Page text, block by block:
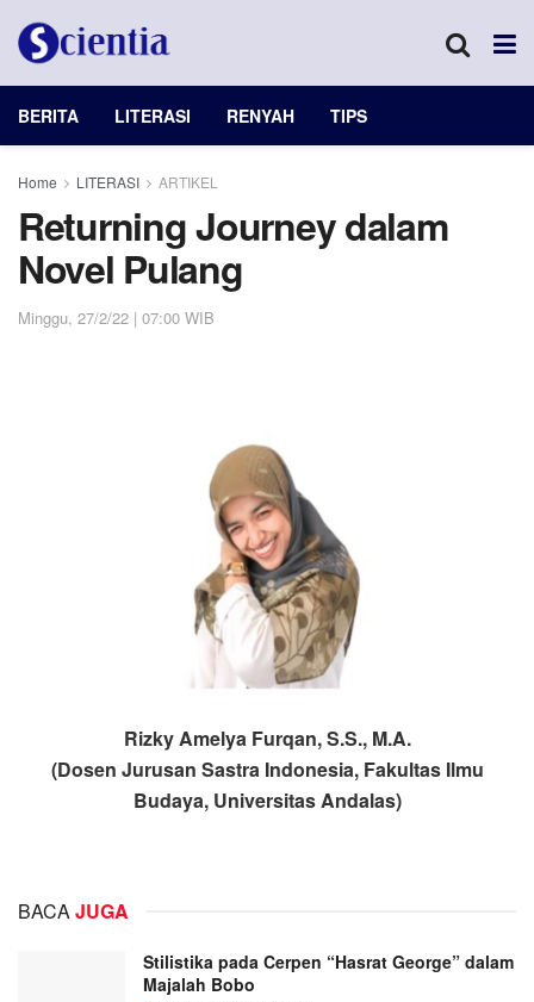
BERITA LITERASI RENYAH TIPS
Home LITERASI ARTIKEL
Returning Journey dalam
Novel Pulang
Minggu, 27/2/22 | 07:00 WIB
Rizky Amelya Furqan, S.S., M.A.
(Dosen Jurusan Sastra Indonesia, Fakultas Ilmu
Budaya, Universitas Andalas)
BACAJUGA
Stilistika pada Cerpen “Hasrat George” dalam
Majalah Bobo